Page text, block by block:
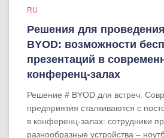
RU
Решения для
BYOD: возможности
презентаций в
конференц-залах
Решение # BYOD для встреч:
предприятия сталкиваются с
в конференц-залах: сотрудники
разнообразные устройства –